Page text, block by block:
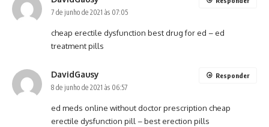
7 de junho de 2021 às 07:05
cheap erectile dysfunction best drug for ed – ed
treatment pills
DavidGausy
8 de junho de 2021 às 06:57
ed meds online without doctor prescription cheap
erectile dysfunction pill – best erection pills
Responder